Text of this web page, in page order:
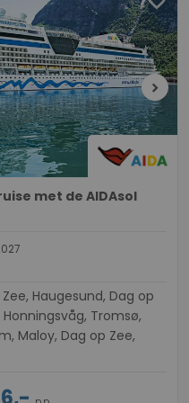
chevron_right
met de AIDAsol
Honningsvåg, Tromsø,
Maloy, Dag op Zee,